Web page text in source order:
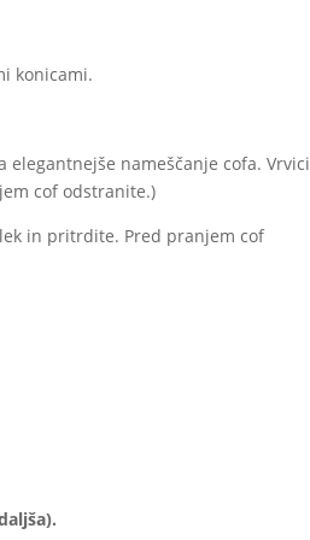
konicami.
nameščanje cofa. Vrvici
cof odstranite.)
in pritrdite. Pred pranjem cof